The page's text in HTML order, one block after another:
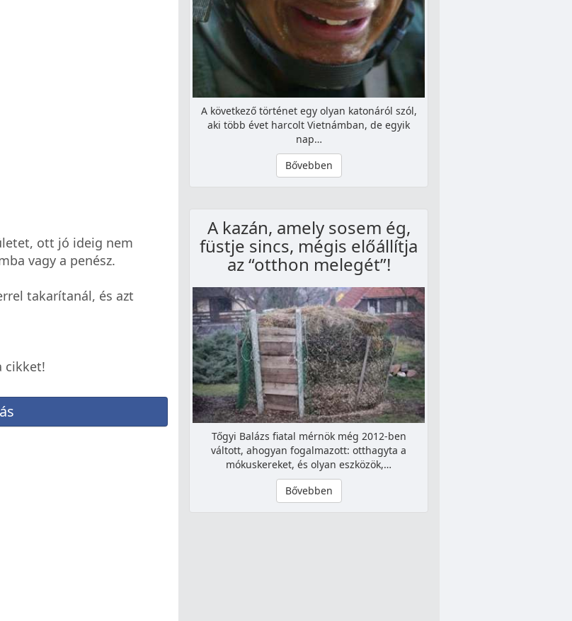
ott jó ideig nem
vagy a penész.
takarítanál, és azt
cikket!
A következő történet egy olyan katonáról szól,
aki több évet harcolt Vietnámban, de egyik
nap…
Bővebben
A kazán, amely sosem ég,
füstje sincs, mégis előállítja
az “otthon melegét”!
Tőgyi Balázs fiatal mérnök még 2012-ben
váltott, ahogyan fogalmazott: otthagyta a
mókuskereket, és olyan eszközök,…
Bővebben